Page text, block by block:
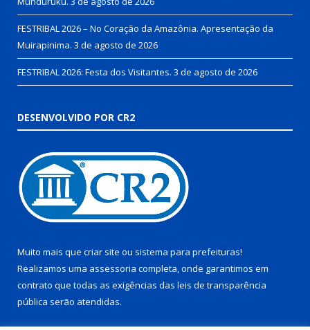
FESTRIBAL 2026 – No Coração da Amazônia. Apresentação da
Muirapinima. 3 de agosto de 2026
FESTRIBAL 2026: Festa dos Visitantes. 3 de agosto de 2026
DESENVOLVIDO POR CR2
Muito mais que criar site ou sistema para prefeituras!
Realizamos uma assessoria completa, onde garantimos em
contrato que todas as exigências das leis de transparência
pública serão atendidas.